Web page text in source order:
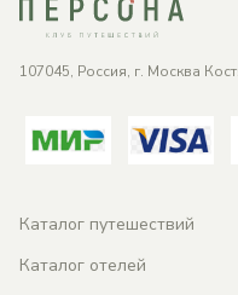
107045, Россия, г. Москва
Каталог путешествий
Каталог отелей